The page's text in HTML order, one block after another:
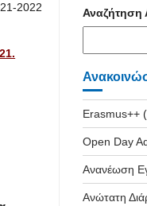
2022
Αναζήτηση
Erasmus++
Open Day
Ανανέωση
Ανώτατη